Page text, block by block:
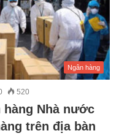
Ngân hàng
520
hàng Nhà nước
trên địa bàn